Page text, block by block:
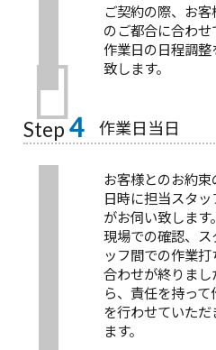
ご契約の際、お客
のご都合に合わせ
作業日の日程調整
致します。
Step 4 作業日当日
お客様とのお約束
日時に担当スタッ
がお伺い致します。
現場での確認、ス
ッフ間での作業打
合わせが終りまし
ら、責任を持って
を行わせていただ
ます。